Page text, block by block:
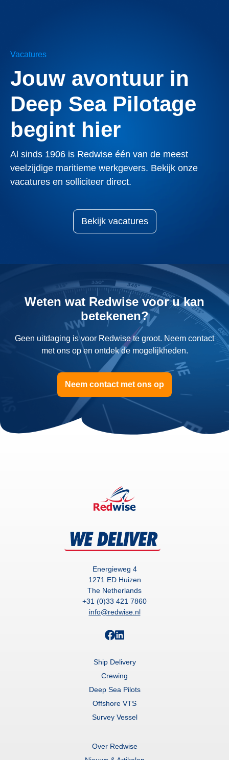
Vacatures
Jouw avontuur in
Deep Sea Pilotage
begint hier
Al sinds 1906 is Redwise één van de meest
veelzijdige maritieme werkgevers. Bekijk onze
vacatures en solliciteer direct.
Bekijk vacatures
Weten wat Redwise voor u kan
betekenen?
Geen uitdaging is voor Redwise te groot. Neem contact
met ons op en ontdek de mogelijkheden.
Neem contact met ons op
Energieweg 4
1271 ED Huizen
The Netherlands
+31 (0)33 421 7860
info@redwise.nl
Ship Delivery
Crewing
Deep Sea Pilots
Offshore VTS
Survey Vessel
Over Redwise